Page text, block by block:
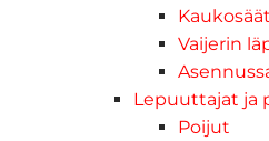
Vaijerin
Lepuuttajat ja
Poijut